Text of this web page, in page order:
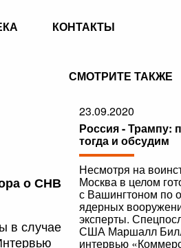
КОНТАКТЫ
о СНВ
в случае
СМОТРИТЕ ТАКЖЕ
23.09.2020
Россия - Трампу:
тогда и обсудим
Несмотря на
Москва в целом
с Вашингтоном по
ядерных
эксперты.
США Маршалл
интервью